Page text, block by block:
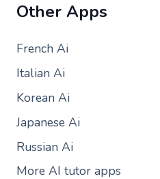
Other Apps
French Ai
Italian Ai
Korean Ai
Japanese Ai
Russian Ai
More AI tutor apps